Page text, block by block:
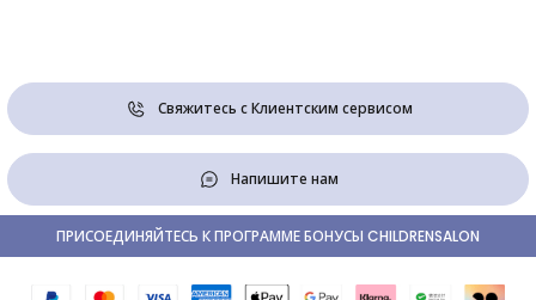
Свяжитесь с Клиентским сервисом
Напишите нам
ПРИСОЕДИНЯЙТЕСЬ К ПРОГРАММЕ БОНУСЫ CHILDRENSALON